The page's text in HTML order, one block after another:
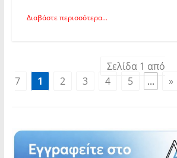
Διαβάστε περισσότερα...
Σελίδα 1 από
7
1 2 3 4 5 ... »